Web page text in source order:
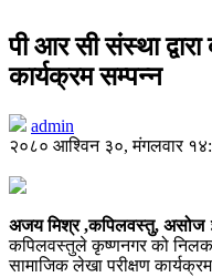
पी आर सी संस्था
कार्यक्रम सम्पन्न
admin
२०८० आश्विन ३०, मंगलवार
अजय मिश्र ,कपिलवस्तु, असोज
कपिलवस्तुले कृष्णनगर को
सामाजिक लेखा परीक्षण